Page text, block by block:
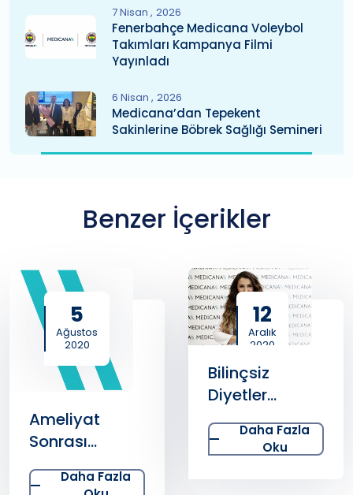
7 Nisan 2026
Fenerbahçe Medicana Voleybol
Takımları Kampanya Filmi
Yayınladı
6 Nisan 2026
Medicana’dan Tepekent
Sakinlerine Böbrek Sağlığı Semineri
Benzer İçerikler
5
Ağustos
2020
Ameliyat
Sonrası
Hastaların
KüçülenDaha Fazla
12
Aralık
2020
Bilinçsiz
Diyetler
Hormonal ve
Metabolik
Bozukluklara
Daha Fazla
Oku